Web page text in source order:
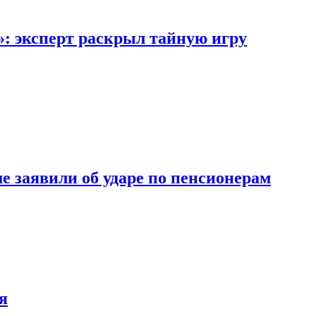
эксперт раскрыл тайную игру
заявили об ударе по пенсионерам